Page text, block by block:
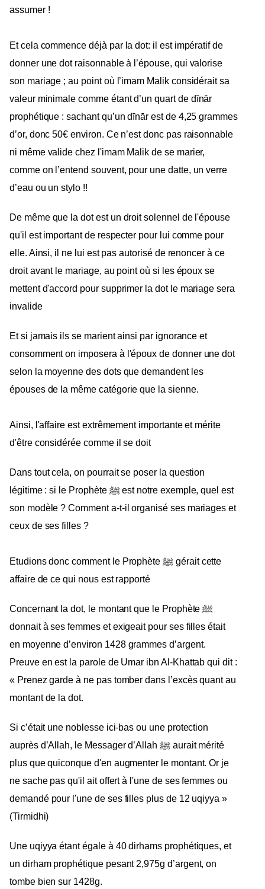
assumer !
Et cela commence déjà par la dot: il est impératif de
donner une dot raisonnable à l’épouse, qui valorise
son mariage ; au point où l’imam Malik considérait sa
valeur minimale comme étant d’un quart de dīnār
prophétique : sachant qu’un dīnār est de 4,25 grammes
d’or, donc 50€ environ. Ce n’est donc pas raisonnable
ni même valide chez l'imam Malik de se marier,
comme on l’entend souvent, pour une datte, un verre
d’eau ou un stylo !!
De même que la dot est un droit solennel de l'épouse
qu'il est important de respecter pour lui comme pour
elle. Ainsi, il ne lui est pas autorisé de renoncer à ce
droit avant le mariage, au point où si les époux se
mettent d'accord pour supprimer la dot le mariage sera
invalide
Et si jamais ils se marient ainsi par ignorance et
consomment on imposera à l'époux de donner une dot
selon la moyenne des dots que demandent les
épouses de la même catégorie que la sienne.
Ainsi, l'affaire est extrêmement importante et mérite
d'être considérée comme il se doit
Dans tout cela, on pourrait se poser la question
légitime : si le Prophète ﷺ est notre exemple, quel est
son modèle ? Comment a-t-il organisé ses mariages et
ceux de ses filles ?
Etudions donc comment le Prophète ﷺ gérait cette
affaire de ce qui nous est rapporté
Concernant la dot, le montant que le Prophète ﷺ
donnait à ses femmes et exigeait pour ses filles était
en moyenne d’environ 1428 grammes d’argent.
Preuve en est la parole de Umar ibn Al-Khattab qui dit :
« Prenez garde à ne pas tomber dans l’excès quant au
montant de la dot.
Si c’était une noblesse ici-bas ou une protection
auprès d’Allah, le Messager d’Allah ﷺ aurait mérité
plus que quiconque d'en augmenter le montant. Or je
ne sache pas qu'il ait offert à l'une de ses femmes ou
demandé pour l'une de ses filles plus de 12 uqiyya »
(Tirmidhi)
Une uqiyya étant égale à 40 dirhams prophétiques, et
un dirham prophétique pesant 2,975g d’argent, on
tombe bien sur 1428g.